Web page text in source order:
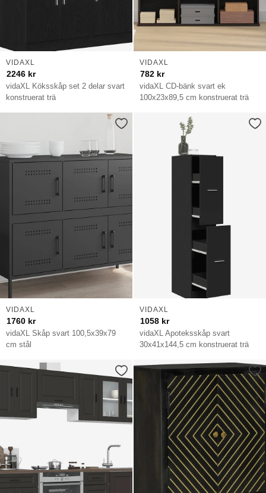
vidaXL Köksskåp set 2 delar svart
konstruerat trä
VIDAXL
2246 kr
vidaXL CD-bänk svart ek
100x23x89,5 cm konstruerat trä
VIDAXL
782 kr
vidaXL Skåp svart 100,5x39x79
cm stål
VIDAXL
1760 kr
vidaXL Apoteksskåp svart
30x41x144,5 cm konstruerat trä
VIDAXL
1058 kr